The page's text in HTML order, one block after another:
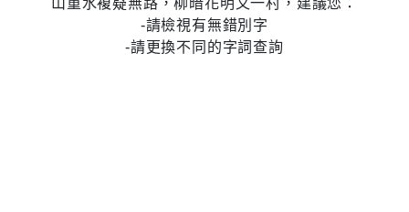
山重水複疑無路，柳暗花明又一村，建議您：
-請檢視有無錯別字
-請更換不同的字詞查詢